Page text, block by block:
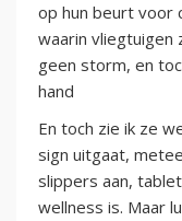
op hun beurt voor
waarin vliegtuigen
geen storm, en
hand
En toch zie ik ze
sign uitgaat,
slippers aan,
wellness is. Maar